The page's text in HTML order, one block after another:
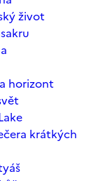
život
horizont
krátkých